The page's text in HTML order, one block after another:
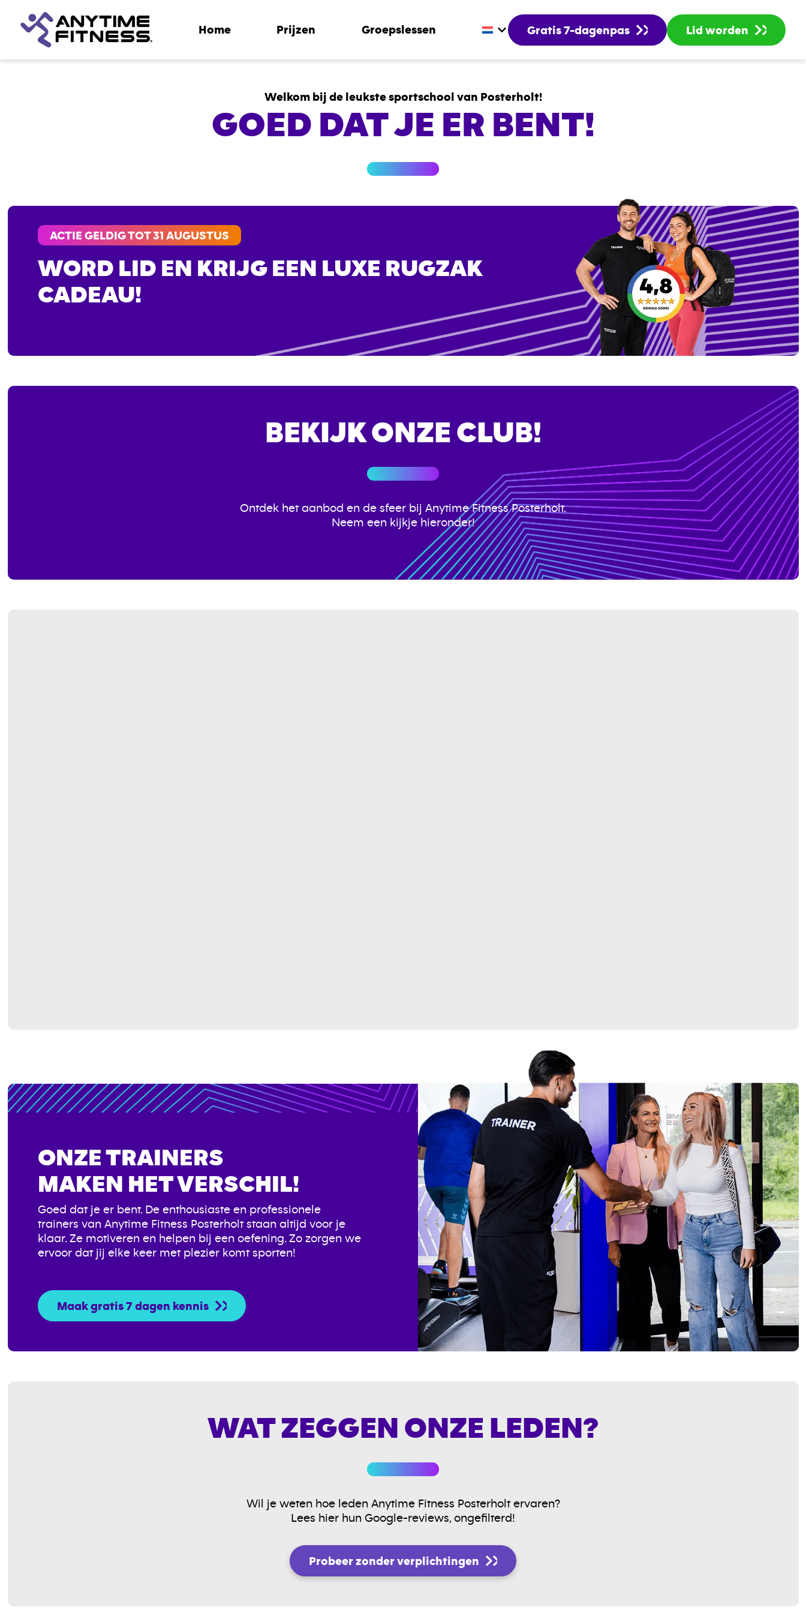
Home Prijzen Groepslessen Gratis 7-dagenpas Lid worden
Welkom bij de leukste sportschool van Posterholt!
GOED DAT JE ER BENT!
ACTIE GELDIG TOT 31 AUGUSTUS
WORD LID EN KRIJG EEN LUXE RUGZAK
CADEAU!
BEKIJK ONZE CLUB!
Ontdek het aanbod en de sfeer bij Anytime Fitness Posterholt.
Neem een kijkje hieronder!
ONZE TRAINERS
MAKEN HET VERSCHIL!
Goed dat je er bent. De enthousiaste en professionele
trainers van Anytime Fitness Posterholt staan altijd voor je
klaar. Ze motiveren en helpen bij een oefening. Zo zorgen we
ervoor dat jij elke keer met plezier komt sporten!
Maak gratis 7 dagen kennis
WAT ZEGGEN ONZE LEDEN?
Wil je weten hoe leden Anytime Fitness Posterholt ervaren?
Lees hier hun Google-reviews, ongefilterd!
Probeer zonder verplichtingen